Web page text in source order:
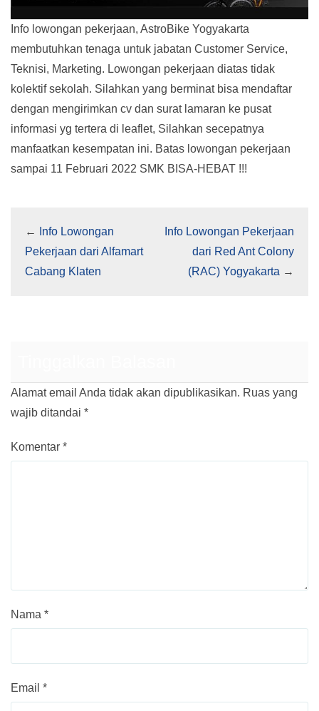
Info lowongan pekerjaan, AstroBike Yogyakarta
membutuhkan tenaga untuk jabatan Customer Service,
Teknisi, Marketing. Lowongan pekerjaan diatas tidak
kolektif sekolah. Silahkan yang berminat bisa mendaftar
dengan mengirimkan cv dan surat lamaran ke pusat
informasi yg tertera di leaflet, Silahkan secepatnya
manfaatkan kesempatan ini. Batas lowongan pekerjaan
sampai 11 Februari 2022 SMK BISA-HEBAT !!!
←
Info Lowongan
Pekerjaan dari Alfamart
Cabang Klaten
Info Lowongan Pekerjaan
dari Red Ant Colony
(RAC) Yogyakarta →
Alamat email Anda tidak akan dipublikasikan. Ruas yang
wajib ditandai *
Komentar *
Nama *
Email *